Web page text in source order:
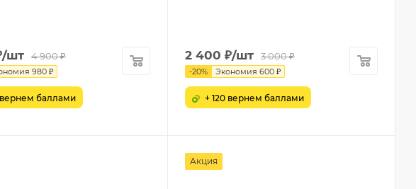
/шт 4 900₽
980 ₽
вернем баллами
2 400 ₽/шт 3 000₽
-20% Экономия 600 ₽
+ 120 вернем баллами
Акция